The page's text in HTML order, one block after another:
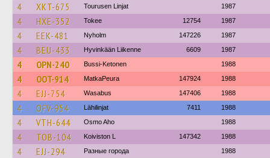
4 XKT-675 Tourusen Linjat 1987
4 HXE-352 Tokee 12754 1987
4 EEK-481 Nyholm 147226 1987
4 BEU-433 Hyvinkään Liikenne 6609 1987
4 OPN-240 Bussi-Ketonen 1988
4 OOT-914 MatkaPeura 147924 1988
4 EJJ-754 Wasabus 147406 1988
4 OFV-954 Lähilinjat 7411 1988
4 VTH-644 Osmo Aho 1988
4 TOB-104 Koiviston L 147342 1988
4 EJJ-294 Разные города 1988